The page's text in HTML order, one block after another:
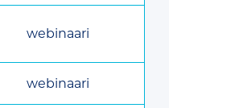
webinaari
webinaari